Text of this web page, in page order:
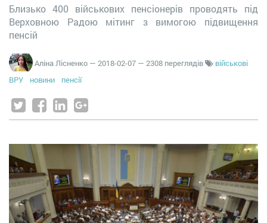
Близько 400 військових пенсіонерів проводять під
Верховною Радою мітинг з вимогою підвищення
пенсій
Аліна Лісненко — 2018-02-07 — 2308 переглядів
військові
ВРУ
новини пенсії